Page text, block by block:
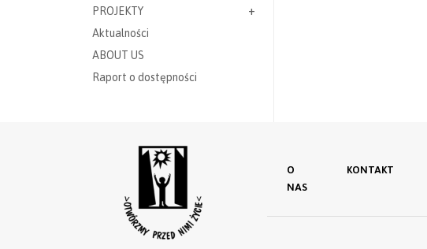
PROJEKTY
Aktualności
ABOUT US
Raport o dostępności
O
NAS
KONTAKT